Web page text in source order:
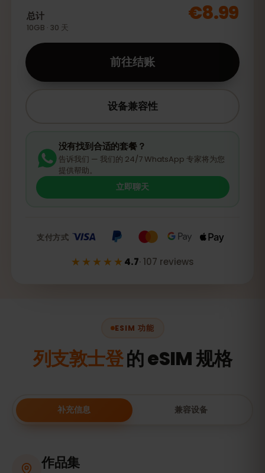
总计
10GB · 30 天
€8.99
前往结账
设备兼容性
没有找到合适的套餐？
告诉我们 — 我们的 24/7 WhatsApp 专家将为您
提供帮助。
立即聊天
支付方式
★★★★★ 4.7· 107 reviews
ESIM 功能
列支敦士登的 eSIM 规格
补充信息 兼容设备
作品集